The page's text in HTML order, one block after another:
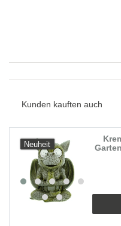
Kunden kauften auch
Neuheit